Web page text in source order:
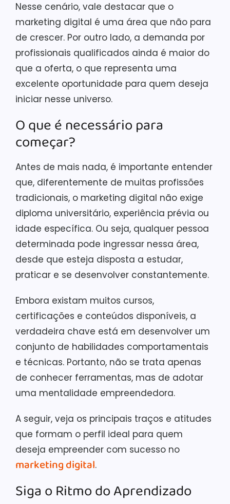
Nesse cenário, vale destacar que o
marketing digital é uma área que não para
de crescer. Por outro lado, a demanda por
profissionais qualificados ainda é maior do
que a oferta, o que representa uma
excelente oportunidade para quem deseja
iniciar nesse universo.
O que é necessário para
começar?
Antes de mais nada, é importante entender
que, diferentemente de muitas profissões
tradicionais, o marketing digital não exige
diploma universitário, experiência prévia ou
idade específica. Ou seja, qualquer pessoa
determinada pode ingressar nessa área,
desde que esteja disposta a estudar,
praticar e se desenvolver constantemente.
Embora existam muitos cursos,
certificações e conteúdos disponíveis, a
verdadeira chave está em desenvolver um
conjunto de habilidades comportamentais
e técnicas. Portanto, não se trata apenas
de conhecer ferramentas, mas de adotar
uma mentalidade empreendedora.
A seguir, veja os principais traços e atitudes
que formam o perfil ideal para quem
deseja empreender com sucesso no
marketing digital.
Siga o Ritmo do Aprendizado